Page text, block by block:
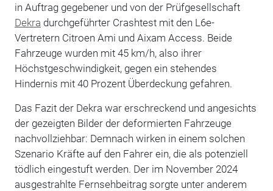
in Auftrag gegebener und von der Prüfgesellschaft
Dekra durchgeführter Crashtest mit den L6e-
Vertretern Citroen Ami und Aixam Access. Beide
Fahrzeuge wurden mit 45 km/h, also ihrer
Höchstgeschwindigkeit, gegen ein stehendes
Hindernis mit 40 Prozent Überdeckung gefahren.
Das Fazit der Dekra war erschreckend und angesichts
der gezeigten Bilder der deformierten Fahrzeuge
nachvollziehbar: Demnach wirken in einem solchen
Szenario Kräfte auf den Fahrer ein, die als potenziell
tödlich eingestuft werden. Der im November 2024
ausgestrahlte Fernsehbeitrag sorgte unter anderem